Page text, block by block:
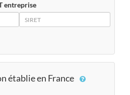
entreprise
établie en France